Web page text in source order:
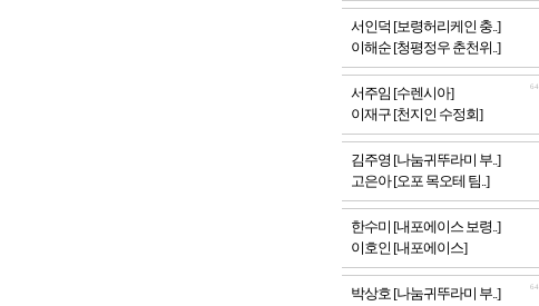
서인덕 [보령허리케인 충..]
이해순 [청평정우 춘천위..]
서주임 [수렌시아]
이재구 [천지인 수정회]
64
김주영 [나눔귀뚜라미 부..]
고은아 [오포 목오테 팀..]
한수미 [내포에이스 보령..]
이호인 [내포에이스]
박상호 [나눔귀뚜라미 부..]
64